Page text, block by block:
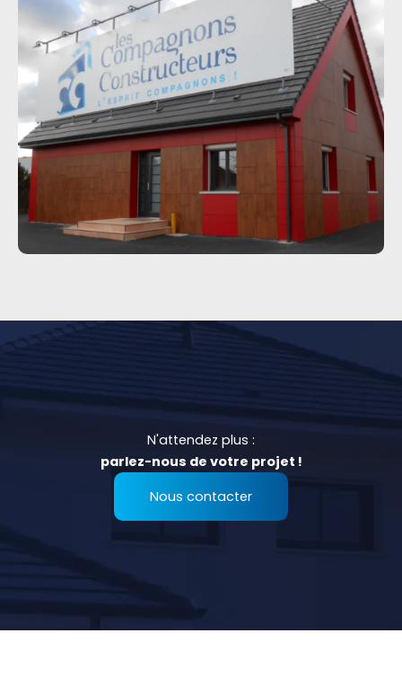
N'attendez plus :
parlez-nous de votre projet !
Nous contacter